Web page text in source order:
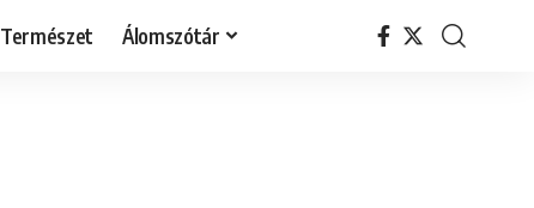
Természet Álomszótár